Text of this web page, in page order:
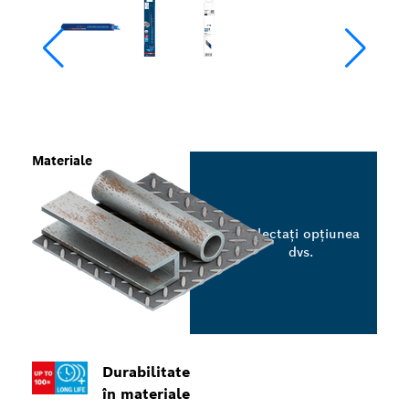
Durabilitate
în materiale
Materiale
Selectați opțiunea
dvs.